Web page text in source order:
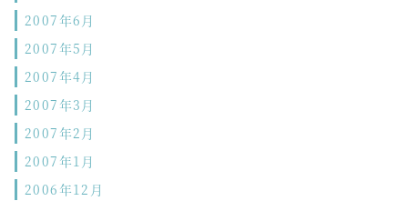
2007年6月
2007年5月
2007年4月
2007年3月
2007年2月
2007年1月
2006年12月